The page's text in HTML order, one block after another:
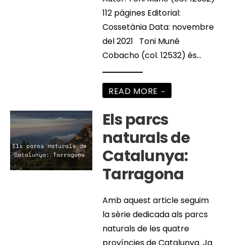
112 pàgines Editorial:
Cossetània Data: novembre
del 2021 Toni Muné
Cobacho (col. 12532) és...
READ MORE →
Els parcs
naturals de
Catalunya:
Tarragona
Amb aquest article seguim
la sèrie dedicada als parcs
naturals de les quatre